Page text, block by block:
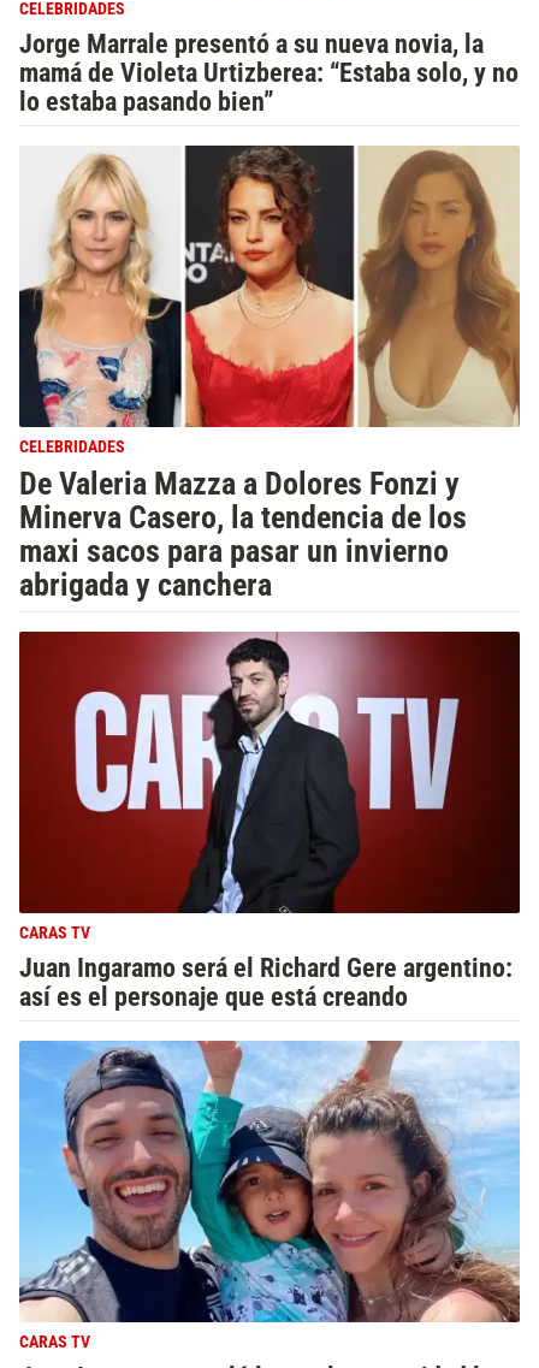
CELEBRIDADES
Jorge Marrale presentó a su nueva novia, la
mamá de Violeta Urtizberea: “Estaba solo, y no
lo estaba pasando bien”
CELEBRIDADES
De Valeria Mazza a Dolores Fonzi y
Minerva Casero, la tendencia de los
maxi sacos para pasar un invierno
abrigada y canchera
CARAS TV
Juan Ingaramo será el Richard Gere argentino:
así es el personaje que está creando
CARAS TV